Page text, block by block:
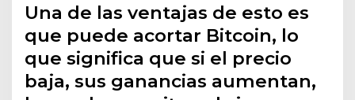
Una de las ventajas de esto es
que puede acortar Bitcoin, lo
que significa que si el precio
baja, sus ganancias aumentan,